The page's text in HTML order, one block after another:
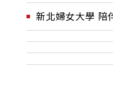
新北婦女大學 陪